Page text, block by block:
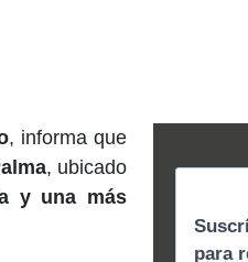
, informa que
, ubicado
y una más